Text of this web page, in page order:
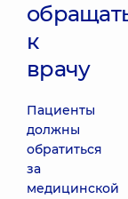
к
врачу
Пациенты
должны
обратиться
за
медицинской